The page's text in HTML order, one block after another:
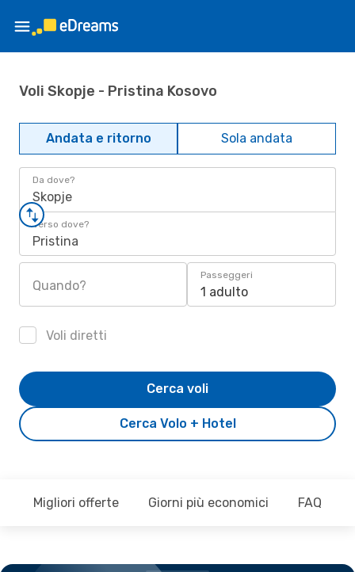
Voli Skopje - Pristina Kosovo
Andata e ritorno Sola andata
Da dove?
Skopje
Verso dove?
Pristina
Quando?
Passeggeri
1 adulto
Voli diretti
Cerca Volo + Hotel
Cerca voli
Migliori offerte Giorni più economici FAQ